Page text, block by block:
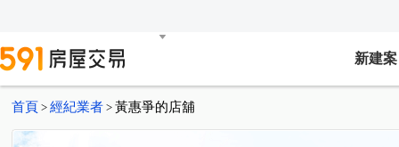
新建案
首頁 > 經紀業者 > 黃惠爭的店舖